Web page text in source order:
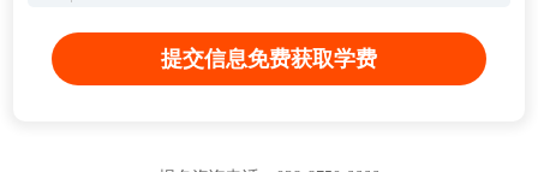
提交信息免费获取学费